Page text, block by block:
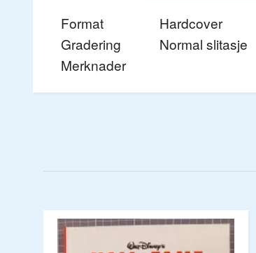
Format
Hardcover
Gradering
Normal slitasje
Merknader